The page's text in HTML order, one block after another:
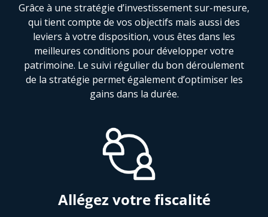
Grâce à une stratégie d’investissement sur-mesure,
qui tient compte de vos objectifs mais aussi des
leviers à votre disposition, vous êtes dans les
meilleures conditions pour développer votre
patrimoine. Le suivi régulier du bon déroulement
de la stratégie permet également d’optimiser les
gains dans la durée.
Allégez votre fiscalité